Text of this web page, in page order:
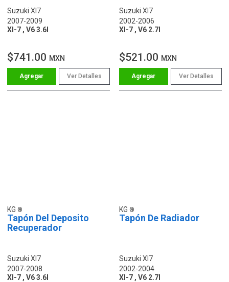
Suzuki Xl7
2007-2009
Xl-7 , V6 3.6l
$741.00 MXN
Ver Detalles
Suzuki Xl7
2002-2006
Xl-7 , V6 2.7l
$521.00 MXN
Ver Detalles
KG
Tapón Del Deposito
Recuperador
Suzuki Xl7
2007-2008
Xl-7 , V6 3.6l
KG
Tapón De Radiador
Suzuki Xl7
2002-2004
Xl-7 , V6 2.7l